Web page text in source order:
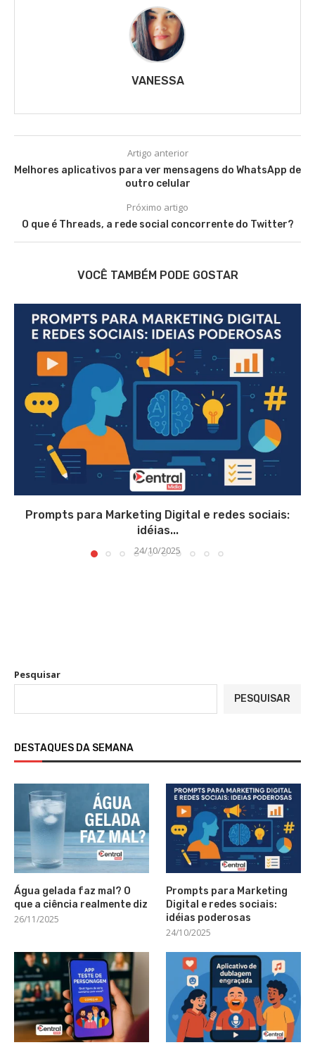
VANESSA
Artigo anterior
Melhores aplicativos para ver mensagens do WhatsApp de
outro celular
Próximo artigo
O que é Threads, a rede social concorrente do Twitter?
VOCÊ TAMBÉM PODE GOSTAR
Prompts para Marketing Digital e redes sociais:
idéias...
24/10/2025
Pesquisar
PESQUISAR
DESTAQUES DA SEMANA
Água gelada faz mal? O
que a ciência realmente diz
26/11/2025
Prompts para Marketing
Digital e redes sociais:
idéias poderosas
24/10/2025